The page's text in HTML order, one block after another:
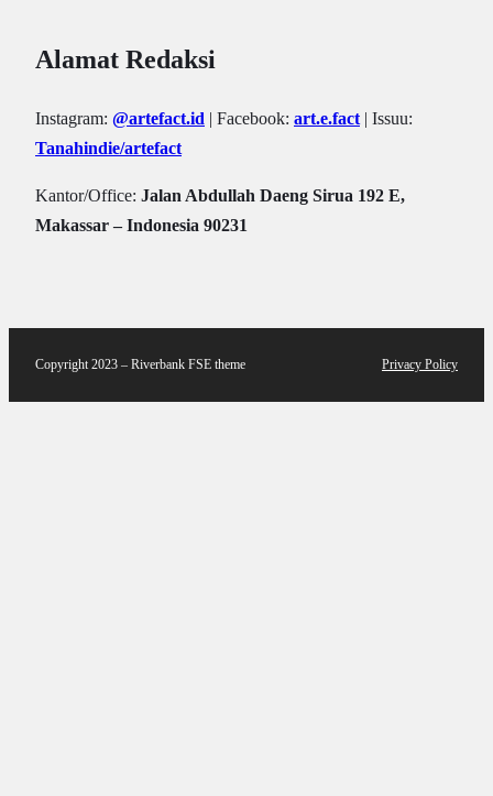
Alamat Redaksi
Instagram: @artefact.id | Facebook: art.e.fact | Issuu:
Tanahindie/artefact
Kantor/Office: Jalan Abdullah Daeng Sirua 192 E,
Makassar – Indonesia 90231
Copyright 2023 – Riverbank FSE theme Privacy Policy